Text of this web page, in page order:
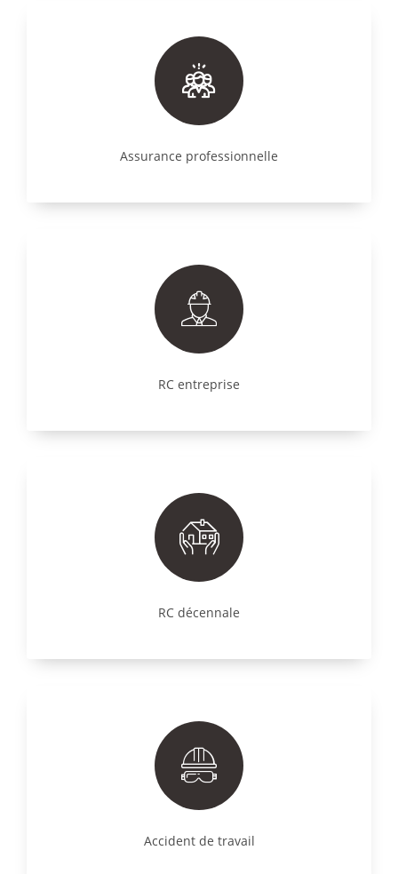
Assurance professionnelle
RC entreprise
RC décennale
Accident de travail